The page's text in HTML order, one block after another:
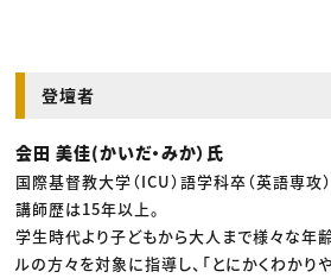
登壇者
会田 美佳(かいだ・みか）氏
国際基督教大学（ICU）語学科卒（英語専攻
講師歴は15年以上。
学生時代より子どもから大人まで様々な年
ルの方々を対象に指導し、「とにかくわかりや